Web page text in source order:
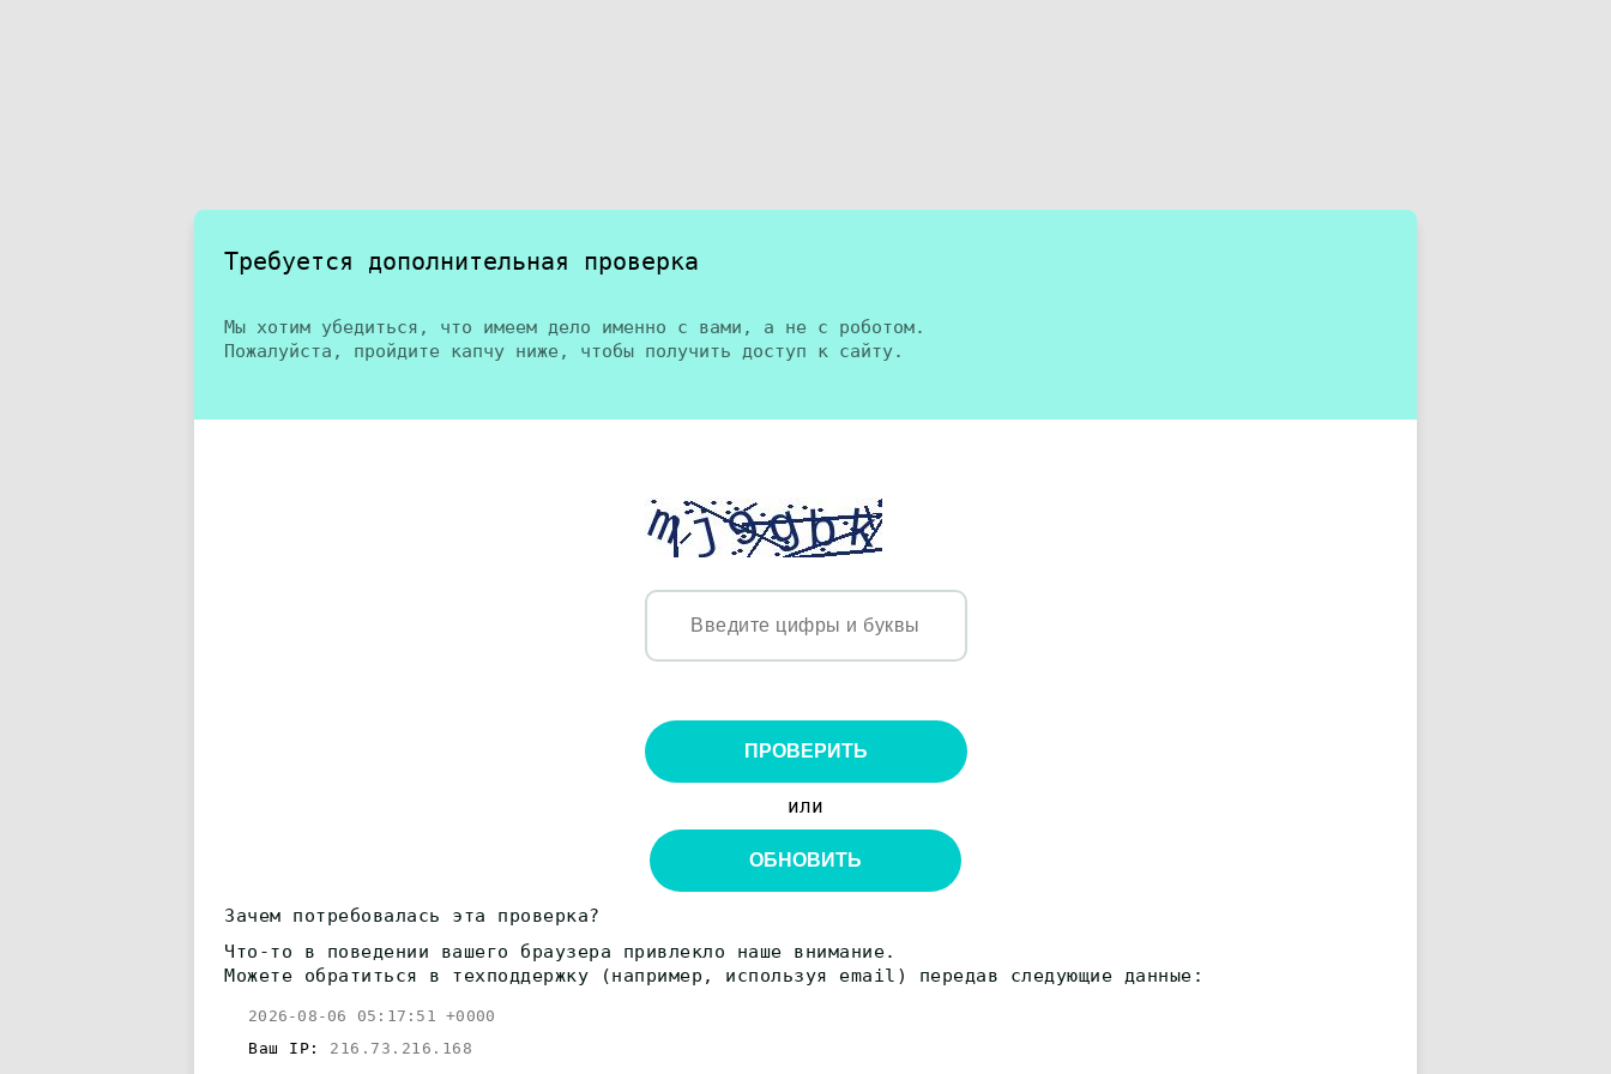
Требуется дополнительная проверка
Мы хотим убедиться, что имеем дело именно с вами, а не с роботом.
Пожалуйста, пройдите капчу ниже, чтобы получить доступ к сайту.
ПРОВЕРИТЬ
или
ОБНОВИТЬ
Зачем потребовалась эта проверка?
Что-то в поведении вашего браузера привлекло наше внимание.
Можете обратиться в техподдержку (например, используя email) передав следующие данные:
2026-08-06 05:17:51 +0000
Ваш IP: 216.73.216.168